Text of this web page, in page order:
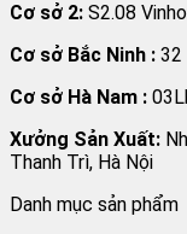
Cơ sở 2: S2.08
Cơ sở Bắc Ninh : 32
Cơ sở Hà Nam :
Xưởng Sản Xuất:
Thanh Trì, Hà Nội
Danh mục sản phẩm